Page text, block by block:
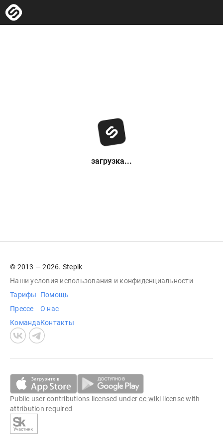
загрузка...
© 2013 — 2026. Stepik
Наши условия использования и конфиденциальности
Тарифы
Прессе
Команда
Помощь
О нас
Контакты
Public user contributions licensed undercc-wiki license with
attribution required